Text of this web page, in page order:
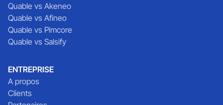
Quable vs Akeneo
Quable vs Afineo
Quable vs Pimcore
Quable vs Salsify
ENTREPRISE
A propos
Clients